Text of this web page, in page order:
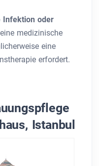
Infektion oder
medizinische
eine
erfordert.
Istanbul